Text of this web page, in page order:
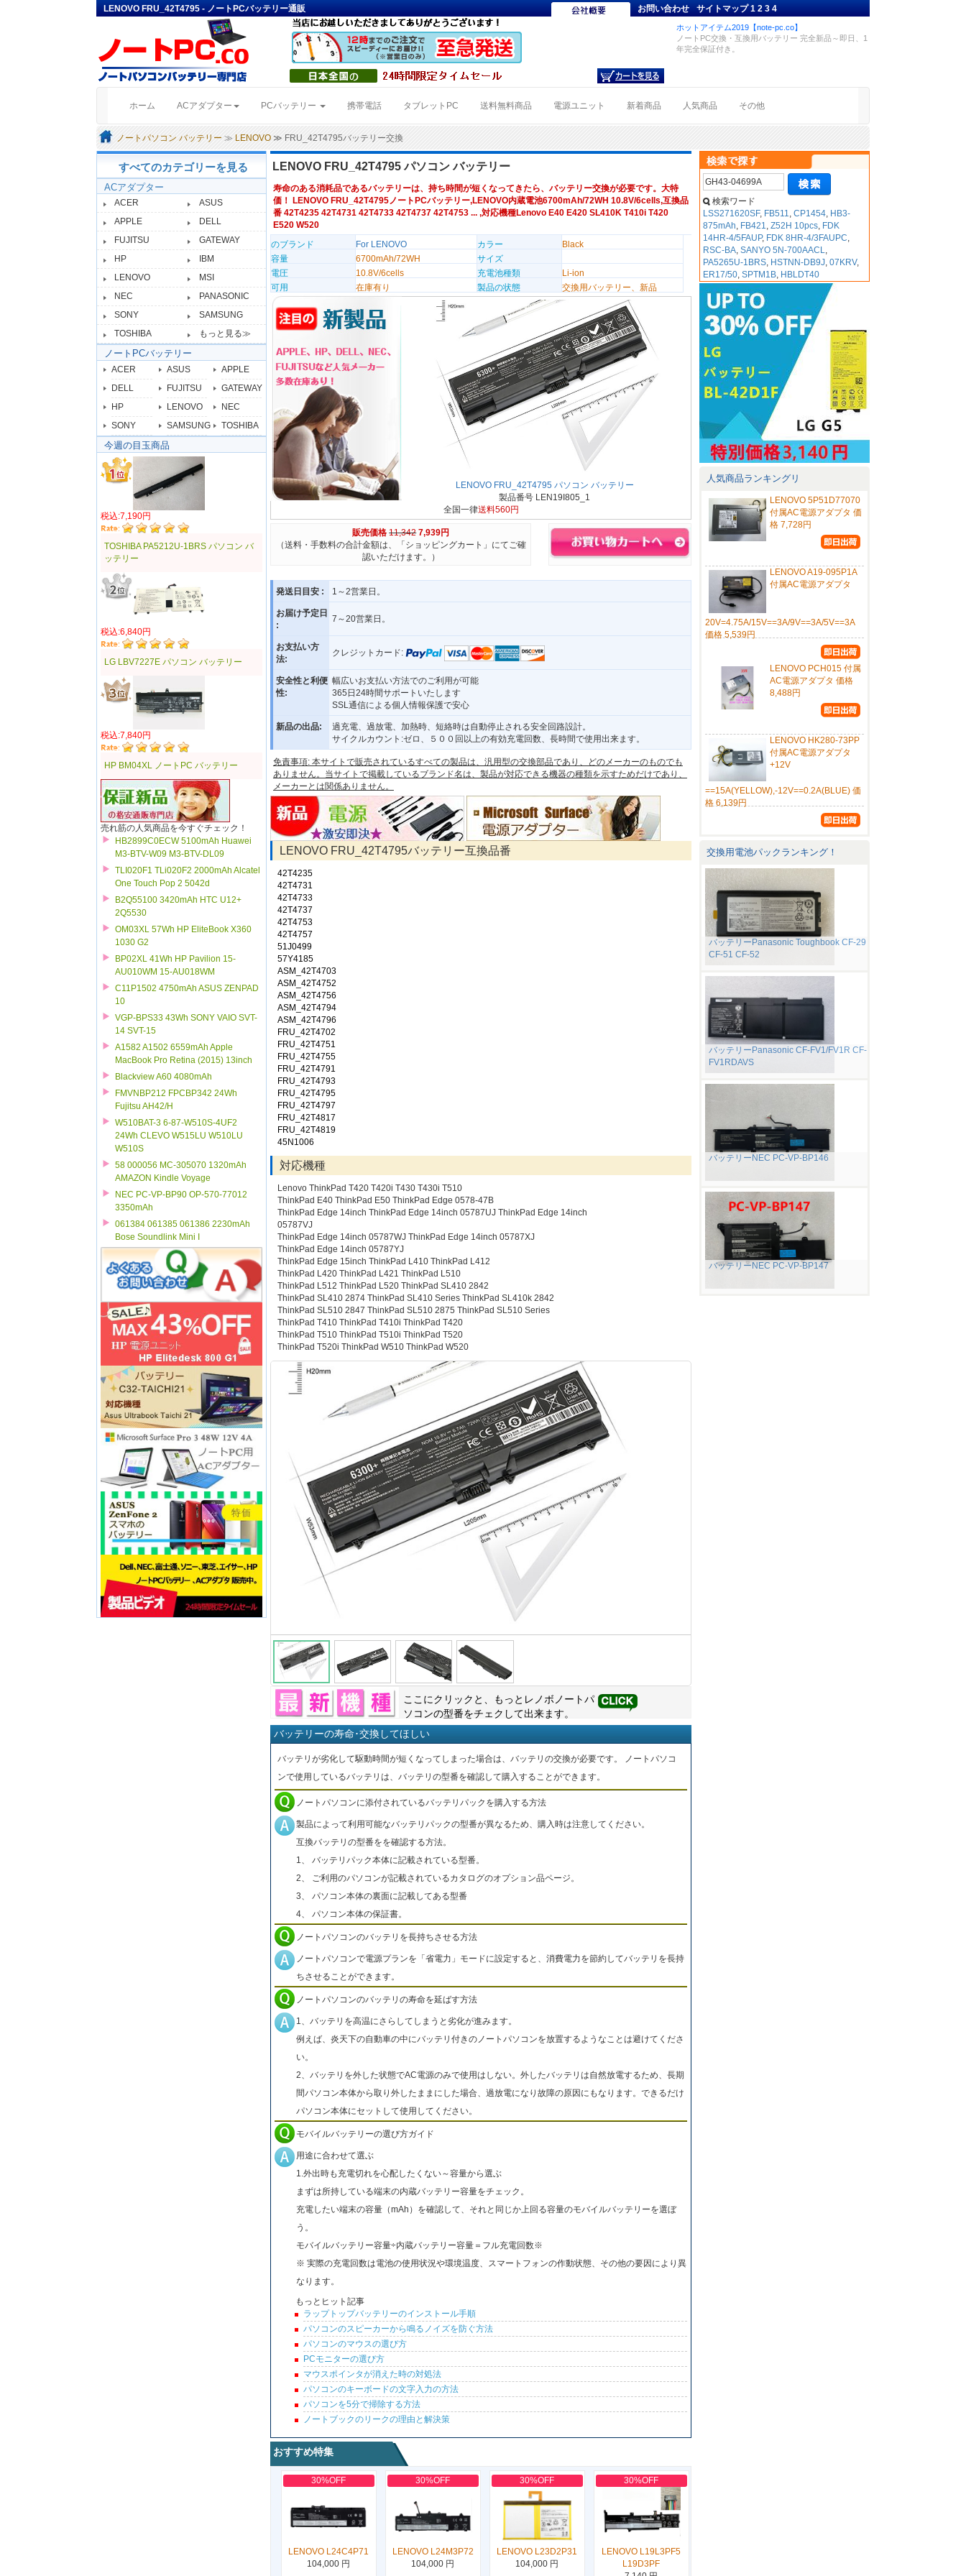
LENOVO FRU_42T4795 - ノートPCバッテリー通販 お問い合わせ サイトマップ 1234
ホットアイテム2019【note-pc.co】
ノートPC交換・互換用バッテリー 完全新品～即日、1
年完全保証付き。
ホーム (current)ACアダプター PCバッテリー 携帯電話 タブレットPC 送料無料商品 電源ユニット 新着商品 人気商品 その他
ノートパソコン バッテリー ≫ LENOVO ≫ FRU_42T4795バッテリー交換
すべてのカテゴリーを見る
ACアダプター
ACER
ASUS
APPLE
DELL
FUJITSU
GATEWAY
HP
IBM
LENOVO
MSI
NEC
PANASONIC
SONY
SAMSUNG
TOSHIBA
もっと見る≫
ノートPCバッテリー
ACER ASUS
APPLE
DELL
FUJITSU
GATEWAY
HP
LENOVO
NEC
SONY
SAMSUNG TOSHIBA
今週の目玉商品
税込:7,190円
TOSHIBA PA5212U-1BRS パソコン バ
ッテリー
税込:6,840円
LG LBV7227E パソコン バッテリー
税込:7,840円
HP BM04XL ノートPC バッテリー
売れ筋の人気商品を今すぐチェック！
HB2899C0ECW 5100mAh Huawei
M3-BTV-W09 M3-BTV-DL09
TLI020F1 TLi020F2 2000mAh Alcatel
One Touch Pop 2 5042d
B2Q55100 3420mAh HTC U12+
2Q5530
OM03XL 57Wh HP EliteBook X360
1030 G2
BP02XL 41Wh HP Pavilion 15-
AU010WM 15-AU018WM
C11P1502 4750mAh ASUS ZENPAD
10
VGP-BPS33 43Wh SONY VAIO SVT-
14 SVT-15
A1582 A1502 6559mAh Apple
MacBook Pro Retina (2015) 13inch
Blackview A60 4080mAh
FMVNBP212 FPCBP342 24Wh
Fujitsu AH42/H
W510BAT-3 6-87-W510S-4UF2
24Wh CLEVO W515LU W510LU
W510S
58 000056 MC-305070 1320mAh
AMAZON Kindle Voyage
NEC PC-VP-BP90 OP-570-77012
3350mAh
061384 061385 061386 2230mAh
Bose Soundlink Mini I
LENOVO FRU_42T4795 パソコン バッテリー
寿命のある消耗品であるバッテリーは、持ち時間が短くなってきたら、バッテリー交換が必要です。大特
価！ LENOVO FRU_42T4795ノートPCバッテリー,LENOVO内蔵電池6700mAh/72WH 10.8V/6cells,互換品
番 42T4235 42T4731 42T4733 42T4737 42T4753 ... ,対応機種Lenovo E40 E420 SL410K T410i T420
E520 W520
のブランド
For LENOVO カラー
Black
容量
6700mAh/72WH
サイズ
電圧
10.8V/6cells 充電池種類
Li-ion
可用
在庫有り 製品の状態 交換用バッテリー、新品
LENOVO FRU_42T4795 パソコン バッテリー
製品番号 LEN19I805_1
全国一律送料560円
販売価格 11,342 7,939円
（送料・手数料の合計金額は、「ショッピングカート」にてご確
認いただけます。）
発送日目安 : 1～2営業日。
お届け予定日
:
7～20営業日。
お支払い方
法:
クレジットカード:
安全性と利便
性:
幅広いお支払い方法でのご利用が可能
365日24時間サポートいたします
SSL通信による個人情報保護で安心
新品の出品:
過充電、過放電、加熱時、短絡時は自動停止される安全回路設計。
サイクルカウント:ゼロ、５００回以上の有効充電回数、長時間で使用出来ます。
免責事項: 本サイトで販売されているすべての製品は、汎用型の交換部品であり、どのメーカーのものでも
ありません。当サイトで掲載しているブランド名は、製品が対応できる機器の種類を示すためだけであり、
メーカーとは関係ありません。
LENOVO FRU_42T4795バッテリー互換品番
42T4235
42T4731
42T4733
42T4737
42T4753
42T4757
51J0499
57Y4185
ASM_42T4703
ASM_42T4752
ASM_42T4756
ASM_42T4794
ASM_42T4796
FRU_42T4702
FRU_42T4751
FRU_42T4755
FRU_42T4791
FRU_42T4793
FRU_42T4795
FRU_42T4797
FRU_42T4817
FRU_42T4819
45N1006
対応機種
Lenovo ThinkPad T420 T420i T430 T430i T510
ThinkPad E40 ThinkPad E50 ThinkPad Edge 0578-47B
ThinkPad Edge 14inch ThinkPad Edge 14inch 05787UJ ThinkPad Edge 14inch
05787VJ
ThinkPad Edge 14inch 05787WJ ThinkPad Edge 14inch 05787XJ
ThinkPad Edge 14inch 05787YJ
ThinkPad Edge 15inch ThinkPad L410 ThinkPad L412
ThinkPad L420 ThinkPad L421 ThinkPad L510
ThinkPad L512 ThinkPad L520 ThinkPad SL410 2842
ThinkPad SL410 2874 ThinkPad SL410 Series ThinkPad SL410k 2842
ThinkPad SL510 2847 ThinkPad SL510 2875 ThinkPad SL510 Series
ThinkPad T410 ThinkPad T410i ThinkPad T420
ThinkPad T510 ThinkPad T510i ThinkPad T520
ThinkPad T520i ThinkPad W510 ThinkPad W520
ここにクリックと、もっと レノボ ノートパ
ソコンの型番をチェクして出来ます。
バッテリーの寿命･交換してほしい
バッテリが劣化して駆動時間が短くなってしまった場合は、バッテリの交換が必要です。 ノートパソコ
ンで使用しているバッテリは、バッテリの型番を確認して購入することができます。
ノートパソコンに添付されているバッテリパックを購入する方法
製品によって利用可能なバッテリパックの型番が異なるため、購入時は注意してください。
互換バッテリの型番をを確認する方法。
1、 バッテリパック本体に記載されている型番。
2、 ご利用のパソコンが記載されているカタログのオプション品ページ。
3、 パソコン本体の裏面に記載してある型番
4、 パソコン本体の保証書。
ノートパソコンのバッテリを長持ちさせる方法
ノートパソコンで電源プランを「省電力」モードに設定すると、消費電力を節約してバッテリを長持
ちさせることができます。
ノートパソコンのバッテリの寿命を延ばす方法
1、バッテリを高温にさらしてしまうと劣化が進みます。
例えば、炎天下の自動車の中にバッテリ付きのノートパソコンを放置するようなことは避けてくださ
い。
2、バッテリを外した状態でAC電源のみで使用はしない。外したバッテリは自然放電するため、長期
間パソコン本体から取り外したままにした場合、過放電になり故障の原因にもなります。できるだけ
パソコン本体にセットして使用してください。
モバイルバッテリーの選び方ガイド
用途に合わせて選ぶ
1.外出時も充電切れを心配したくない～容量から選ぶ
まずは所持している端末の内蔵バッテリー容量をチェック。
充電したい端末の容量（mAh）を確認して、それと同じか上回る容量のモバイルバッテリーを選ぼ
う。
モバイルバッテリー容量÷内蔵バッテリー容量＝フル充電回数※
※ 実際の充電回数は電池の使用状況や環境温度、スマートフォンの作動状態、その他の要因により異
なります。
もっとヒット記事
ラップトップバッテリーのインストール手順
パソコンのスピーカーから鳴るノイズを防ぐ方法
パソコンのマウスの選び方
PCモニターの選び方
マウスポインタが消えた時の対処法
パソコンのキーボードの文字入力の方法
パソコンを5分で掃除する方法
ノートブックのリークの理由と解決策
おすすめ特集
30%OFF
LENOVO L24C4P71
104,000 円
30%OFF
LENOVO L24M3P72
104,000 円
30%OFF
LENOVO L23D2P31
104,000 円
30%OFF
LENOVO L19L3PF5
L19D3PF
検索ワード
LSS271620SF, FB511,CP1454, HB3-
875mAh, FB421,Z52H 10pcs, FDK
14HR-4/5FAUP, FDK 8HR-4/3FAUPC,
RSC-BA,SANYO 5N-700AACL,
PA5265U-1BRS, HSTNN-DB9J,07KRV,
ER17/50,SPTM1B, HBLDT40
人気商品ランキングリ
LENOVO 5P51D77070
付属AC電源アダプタ 価
格 7,728円
LENOVO A19-095P1A
付属AC電源アダプタ
20V=4.75A/15V==3A/9V==3A/5V==3A
価格 5,539円
LENOVO PCH015 付属
AC電源アダプタ 価格
8,488円
LENOVO HK280-73PP
付属AC電源アダプタ
+12V
==15A(YELLOW),-12V==0.2A(BLUE) 価
格 6,139円
交換用電池パックランキング！
バッテリーPanasonic Toughbook CF-29
CF-51 CF-52
バッテリーPanasonic CF-FV1/FV1R CF-
FV1RDAVS
バッテリーNEC PC-VP-BP146
バッテリーNEC PC-VP-BP147